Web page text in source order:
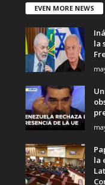
EVEN MORE NEWS
la
la